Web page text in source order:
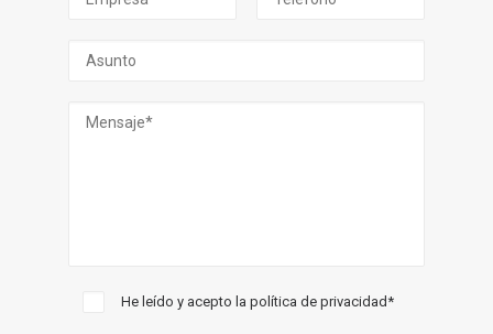
He leído y acepto lapolítica de privacidad*